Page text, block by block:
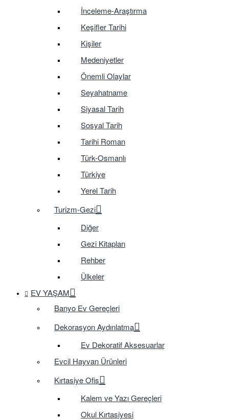
İnceleme-Araştırma
Keşifler Tarihi
Kişiler
Medeniyetler
Önemli Olaylar
Seyahatname
Siyasal Tarih
Sosyal Tarih
Tarihi Roman
Türk-Osmanlı
Türkiye
Yerel Tarih
Turizm-Gezi
Diğer
Gezi Kitapları
Rehber
Ülkeler
EV YAŞAM
Banyo Ev Gereçleri
Dekorasyon Aydınlatma
Ev Dekoratif Aksesuarlar
Evcil Hayvan Ürünleri
Kırtasiye Ofis
Kalem ve Yazı Gereçleri
Okul Kırtasiyesi